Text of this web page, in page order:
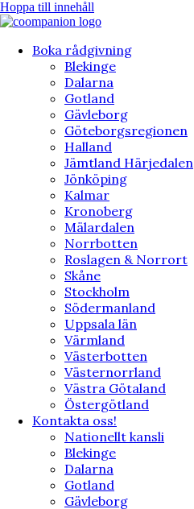
Hoppa till innehåll
Boka rådgivning
Blekinge
Dalarna
Gotland
Gävleborg
Göteborgsregionen
Halland
Jämtland Härjedalen
Jönköping
Kalmar
Kronoberg
Mälardalen
Norrbotten
Roslagen & Norrort
Skåne
Stockholm
Södermanland
Uppsala län
Värmland
Västerbotten
Västernorrland
Västra Götaland
Östergötland
Kontakta oss!
Nationellt kansli
Blekinge
Dalarna
Gotland
Gävleborg